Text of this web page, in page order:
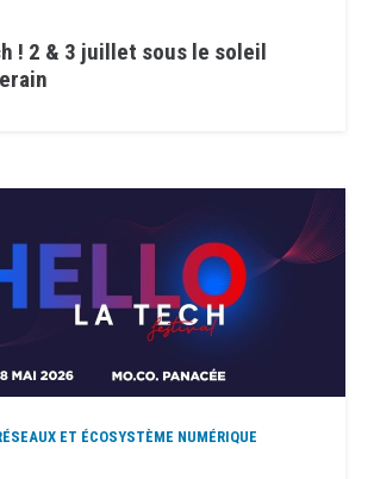
! 2 & 3 juillet sous le soleil
ET ÉCOSYSTÈME NUMÉRIQUE